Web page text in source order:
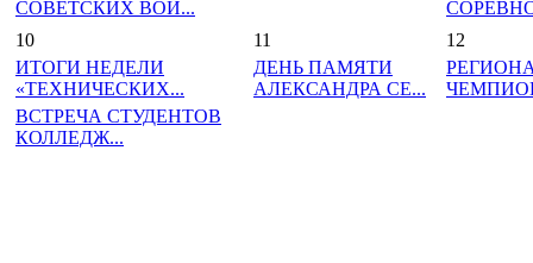
СОВЕТСКИХ ВОЙ...
10
ИТОГИ НЕДЕЛИ
«ТЕХНИЧЕСКИХ...
ВСТРЕЧА СТУДЕНТОВ
КОЛЛЕДЖ...
11
ДЕНЬ ПАМЯТИ
АЛЕКСАНДРА СЕ...
12